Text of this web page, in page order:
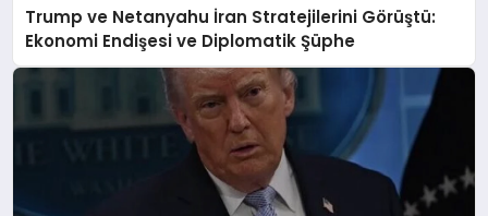
Trump ve Netanyahu İran Stratejilerini Görüştü:
Ekonomi Endişesi ve Diplomatik Şüphe